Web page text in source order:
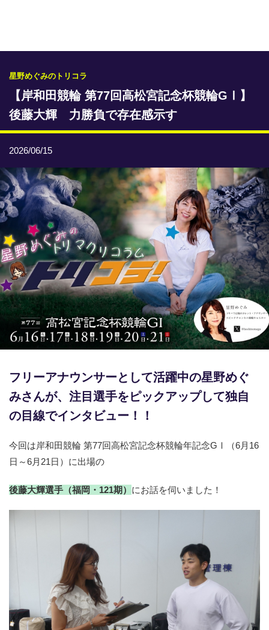
レース情報
本日のおすすめレース
年間開催予定表
トリマクリオリジナル予想
トリマクリコラム
お知らせ
番記者とくダネ！
選手ランキング
競輪場ガイド
記者紹介
運営会社概要
ご意見をお聞かせください
支払い方法、ポイント利用規約
談
よくある質問
星野めぐみのトリコラ
【岸和田競輪 第77回高松宮記念杯競輪GⅠ】
後藤大輝 力勝負で存在感示す
2026/06/15
フリーアナウンサーとして活躍中の星野めぐ
みさんが、注目選手をピックアップして独自
の目線でインタビュー！！
今回は岸和田競輪 第77回高松宮記念杯競輪年記念GⅠ（6月16
日～6月21日）に出場の
後藤大輝選手（福岡・121期 ） にお話を伺いました！